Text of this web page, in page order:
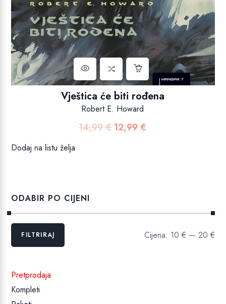
Vještica će biti rođena
Robert E. Howard
14,99€ Izvorna
12,99 €
Dodaj na listu želja
ODABIR PO CIJENI
Min
MaksFILTRIRAJ Cijena: 10 € — 20 €
Pretprodaja
Kompleti